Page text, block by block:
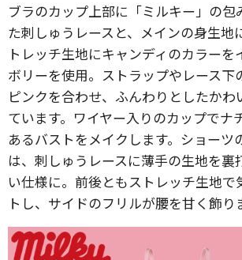
ブラのカップ上部に「ミルキー」の包
た刺しゅうレースと、メインの身生地
トレッチ生地にキャンディのカラーを
ボリーを使用。ストラップやレース下
ピンクを合わせ、ふんわりとしたかわ
ています。ワイヤー入りのカップでナ
あるバストをメイクします。ショーツ
は、刺しゅうレースに薄手の生地を裏
い仕様に。前後ともストレッチ生地で
トし、サイドのフリルが腰を甘く飾り